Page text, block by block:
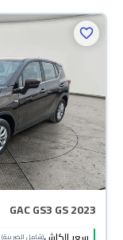
GAC GS3 GS 2023
(شامل الضريبة)